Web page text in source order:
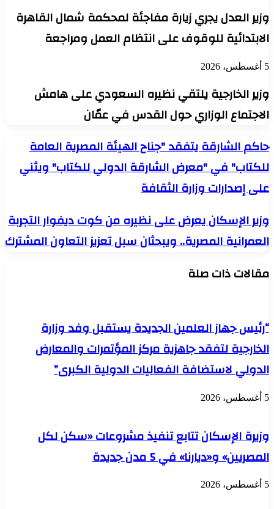
وزير العدل يجري زيارة مفاجئة لمحكمة شمال القاهرة
الابتدائية للوقوف على انتظام العمل ومراجعة
5 أغسطس، 2026
وزير الخارجية يلتقي نظيره السعودي على هامش
الاجتماع الوزاري حول القدس في عمّان
حاكم
الشارقة
يتفقد
الهيئة
المصرية
للكتاب"
في
"معرض
الدولي
للكتاب"
وزارة
حاكم الشارقة يتفقد "جناح الهيئة المصرية العامة
للكتاب" في "معرض الشارقة الدولي للكتاب" ويثني
على إصدارات وزارة الثقافة
وزير
الإسكان
يعرض
من
العمرانية
المصرية..
ويبحثان
سبل
تعزيز
التعاون
المشترك
وزير الإسكان يعرض على نظيره من كوت ديفوار التجربة
العمرانية المصرية.. ويبحثان سبل تعزيز التعاون المشترك
مقالات ذات صلة
“رئيس جهاز العلمين الجديدة يستقبل وفد وزارة
الخارجية لتفقد جاهزية مركز المؤتمرات والمعارض
الدولي لاستضافة الفعاليات الدولية الكبرى”
5 أغسطس، 2026
وزيرة الإسكان تتابع تنفيذ مشروعات «سكن لكل
المصريين» و«ديارنا» في 5 مدن جديدة
5 أغسطس، 2026